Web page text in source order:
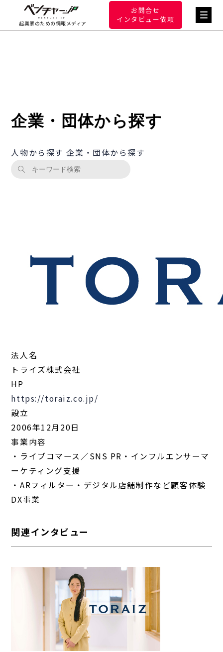
起業家のための情報メディア
お問合せ
インタビュー依頼
企業・団体から探す
人物から探す 企業・団体から探す
法人名
トライズ株式会社
HP
https://toraiz.co.jp/
設立
2006年12月20日
事業内容
・ライブコマース／SNS PR・インフルエンサーマ
ーケティング支援
・ARフィルター・デジタル店舗制作など顧客体験
DX事業
関連インタビュー